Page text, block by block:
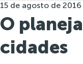
15 de agosto de 2016
O
cidades